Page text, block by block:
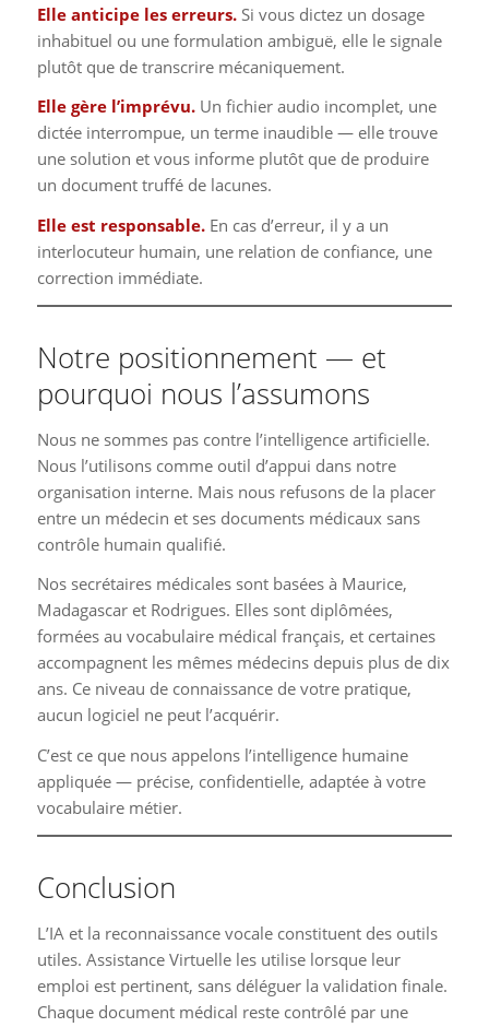
Elle anticipe les erreurs.Si vous dictez un dosage
inhabituel ou une formulation ambiguë, elle le signale
plutôt que de transcrire mécaniquement.
Elle gère l’imprévu.Un fichier audio incomplet, une
dictée interrompue, un terme inaudible — elle trouve
une solution et vous informe plutôt que de produire
un document truffé de lacunes.
Elle est responsable.En cas d’erreur, il y a un
interlocuteur humain, une relation de confiance, une
correction immédiate.
Notre positionnement — et
pourquoi nous l’assumons
Nous ne sommes pas contre l’intelligence artificielle.
Nous l’utilisons comme outil d’appui dans notre
organisation interne. Mais nous refusons de la placer
entre un médecin et ses documents médicaux sans
contrôle humain qualifié.
Nos secrétaires médicales sont basées à Maurice,
Madagascar et Rodrigues. Elles sont diplômées,
formées au vocabulaire médical français, et certaines
accompagnent les mêmes médecins depuis plus de dix
ans. Ce niveau de connaissance de votre pratique,
aucun logiciel ne peut l’acquérir.
C’est ce que nous appelons l’intelligence humaine
appliquée — précise, confidentielle, adaptée à votre
vocabulaire métier.
Conclusion
L’IA et la reconnaissance vocale constituent des outils
utiles. Assistance Virtuelle les utilise lorsque leur
emploi est pertinent, sans déléguer la validation finale.
Chaque document médical reste contrôlé par une